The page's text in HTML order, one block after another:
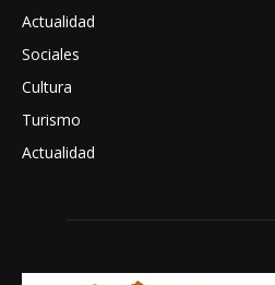
Actualidad
Sociales
Cultura
Turismo
Actualidad